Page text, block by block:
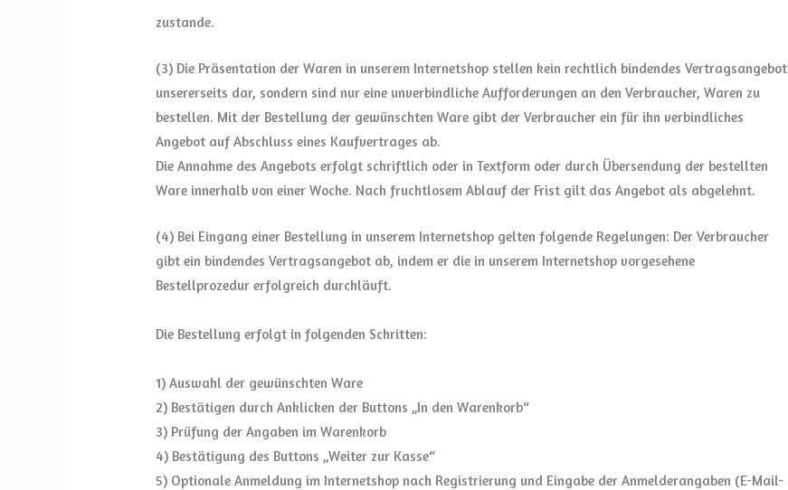
zustande.
(3) Die Präsentation der Waren in unserem Internetshop stellen kein rechtlich bindendes Vertragsangebot
unsererseits dar, sondern sind nur eine unverbindliche Aufforderungen an den Verbraucher, Waren zu
bestellen. Mit der Bestellung der gewünschten Ware gibt der Verbraucher ein für ihn verbindliches
Angebot auf Abschluss eines Kaufvertrages ab.
Die Annahme des Angebots erfolgt schriftlich oder in Textform oder durch Übersendung der bestellten
Ware innerhalb von einer Woche. Nach fruchtlosem Ablauf der Frist gilt das Angebot als abgelehnt.
(4) Bei Eingang einer Bestellung in unserem Internetshop gelten folgende Regelungen: Der Verbraucher
gibt ein bindendes Vertragsangebot ab, indem er die in unserem Internetshop vorgesehene
Bestellprozedur erfolgreich durchläuft.
Die Bestellung erfolgt in folgenden Schritten:
1) Auswahl der gewünschten Ware
2) Bestätigen durch Anklicken der Buttons „In den Warenkorb“
3) Prüfung der Angaben im Warenkorb
4) Bestätigung des Buttons „Weiter zur Kasse“
5) Optionale Anmeldung im Internetshop nach Registrierung und Eingabe der Anmelderangaben (E-Mail-